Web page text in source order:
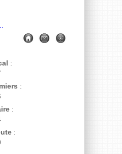
:
:
:
: